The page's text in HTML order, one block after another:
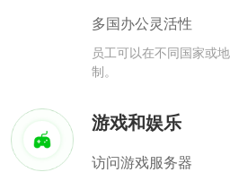
多国办公灵活性
员工可以在不同国家或
制。
游戏和娱乐
访问游戏服务器